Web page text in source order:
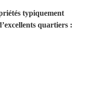
typiquement
quartiers :